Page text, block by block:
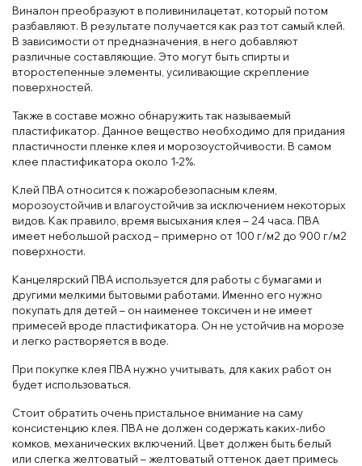
Виналон преобразуют в поливинилацетат, который потом
разбавляют. В результате получается как раз тот самый клей.
В зависимости от предназначения, в него добавляют
различные составляющие. Это могут быть спирты и
второстепенные элементы, усиливающие скрепление
поверхностей.
Также в составе можно обнаружить так называемый
пластификатор. Данное вещество необходимо для придания
пластичности пленке клея и морозоустойчивости. В самом
клее пластификатора около 1-2%.
Клей ПВА относится к пожаробезопасным клеям,
морозоустойчив и влагоустойчив за исключением некоторых
видов. Как правило, время высыхания клея – 24 часа. ПВА
имеет небольшой расход – примерно от 100 г/м2 до 900 г/м2
поверхности.
Канцелярский ПВА используется для работы с бумагами и
другими мелкими бытовыми работами. Именно его нужно
покупать для детей – он наименее токсичен и не имеет
примесей вроде пластификатора. Он не устойчив на морозе
и легко растворяется в воде.
При покупке клея ПВА нужно учитывать, для каких работ он
будет использоваться.
Стоит обратить очень пристальное внимание на саму
консистенцию клея. ПВА не должен содержать каких-либо
комков, механических включений. Цвет должен быть белый
или слегка желтоватый – желтоватый оттенок дает примесь